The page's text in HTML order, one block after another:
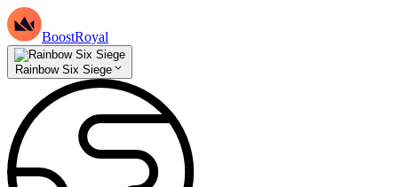
BoostRoyal
Rainbow Six Siege